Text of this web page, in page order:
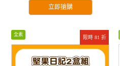
立即搶購
限時 81 折
全素